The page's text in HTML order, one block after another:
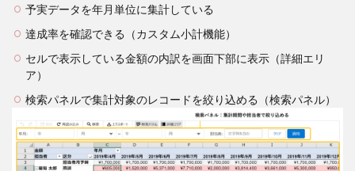
予実データを年月単位に集計している
達成率を確認できる（カスタム小計機能）
セルで表示している金額の内訳を画面下部に表示（詳細エリ
ア）
検索パネルで集計対象のレコードを絞り込める（検索パネル）